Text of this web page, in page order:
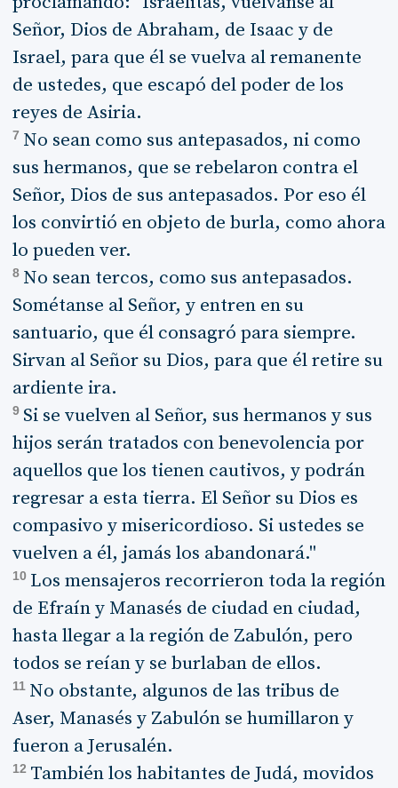
Señor, Dios de Abraham, de Isaac y de
Israel, para que él se vuelva al remanente
de ustedes, que escapó del poder de los
reyes de Asiria.
7 No sean como sus antepasados, ni como
sus hermanos, que se rebelaron contra el
Señor, Dios de sus antepasados. Por eso él
los convirtió en objeto de burla, como ahora
lo pueden ver.
8 No sean tercos, como sus antepasados.
Sométanse al Señor, y entren en su
santuario, que él consagró para siempre.
Sirvan al Señor su Dios, para que él retire su
ardiente ira.
9 Si se vuelven al Señor, sus hermanos y sus
hijos serán tratados con benevolencia por
aquellos que los tienen cautivos, y podrán
regresar a esta tierra. El Señor su Dios es
compasivo y misericordioso. Si ustedes se
vuelven a él, jamás los abandonará."
10 Los mensajeros recorrieron toda la región
de Efraín y Manasés de ciudad en ciudad,
hasta llegar a la región de Zabulón, pero
todos se reían y se burlaban de ellos.
11 No obstante, algunos de las tribus de
Aser, Manasés y Zabulón se humillaron y
fueron a Jerusalén.
12 También los habitantes de Judá, movidos